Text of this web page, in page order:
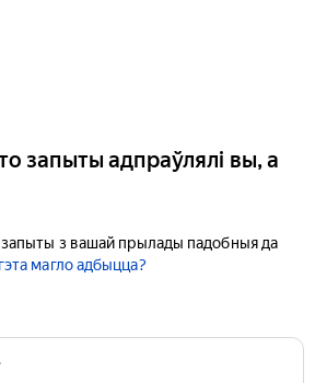
запыты адпраўлялі вы, а
з вашай прылады падобныя да
магло адбыцца?